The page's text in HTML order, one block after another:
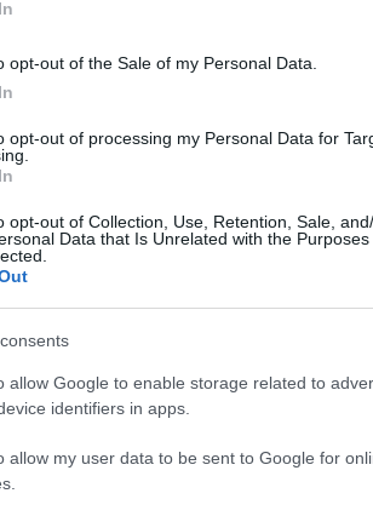
opt-out of the Sale of my Personal Data.
opt-out of processing my Personal Data for
opt-out of Collection, Use, Retention, Sale,
Data that Is Unrelated with the
allow Google to enable storage related to
identifiers in apps.
allow my user data to be sent to Google for
današnjega posveta
cepljeni, testirani (PCT), pa tudi o
okužena s koronavirusom. Že sedaj
je v petek dejal Poklukar. To po
poslabšanju razmer pa bo treba
da bo sproščanje ukrepov odvisno
"Nikakor pa ne bomo sproščali
v Veliki Britaniji so večino
torej lahko pričakujemo postopno